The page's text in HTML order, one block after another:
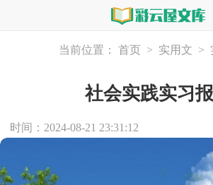
当前位置： 首页 > 实用文 >
社会实践实习
时间：2024-08-21 23:31:12